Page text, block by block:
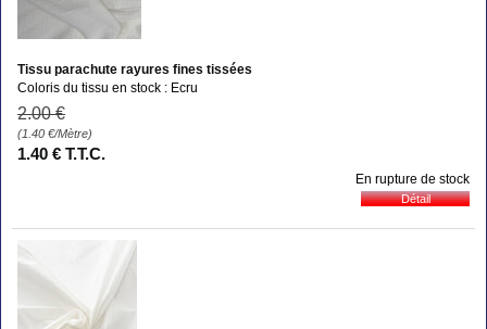
Tissu parachute rayures fines tissées
Coloris du tissu en stock : Ecru
2.00 €
(1.40 €/Mètre)
1.40 € T.T.C.
En rupture de stock